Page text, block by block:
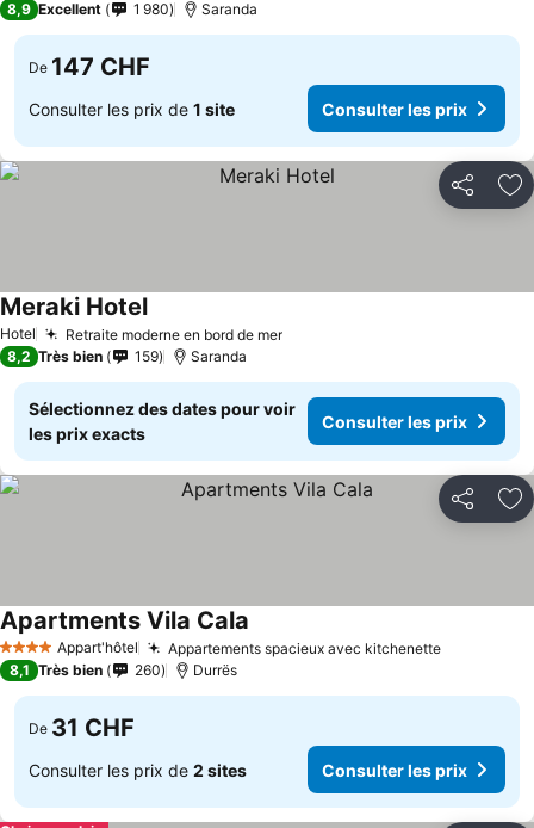
8,9 Excellent 1 980 Saranda
De 147 CHF
Consulter les prix de 1 site Consulter les prix
Partager
Hotel Retraite moderne en bord de mer
Meraki Hotel
8,2 Très bien 159 Saranda
Sélectionnez des dates pour voir
les prix exacts
Consulter les prix
Partager
4 Étoiles Appart'hôtel Appartements spacieux avec kitchenette
Apartments Vila Cala
8,1 Très bien 260 Durrës
De 31 CHF
Consulter les prix de 2 sites Consulter les prix